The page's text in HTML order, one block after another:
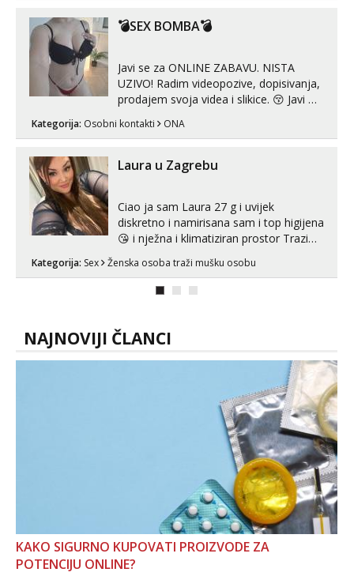
💣SEX BOMBA💣
Javi se za ONLINE ZABAVU. NISTA
UZIVO! Radim videopozive, dopisivanja,
prodajem svoja videa i slikice. 😚 Javi mi
Telegram. +385 91 723 0045
Kategorija: Osobni kontakti ONA
Laura u Zagrebu
Ciao ja sam Laura 27 g i uvijek
diskretno i namirisana sam i top higijena
😘 i nježna i klimatiziran prostor Trazim
Pusenje i gutanje sperme Erotsko rublje
imam uvijek Lizati me mozes i ljubiti po
Kategorija: Sex Ženska osoba traži mušku osobu
NAJNOVIJI ČLANCI
KAKO SIGURNO KUPOVATI PROIZVODE ZA
POTENCIJU ONLINE?